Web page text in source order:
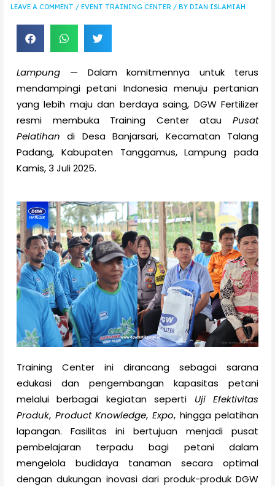
LEAVE A COMMENT / EVENT TRAINING CENTER / BY DIAN ISLAMIAH
Lampung — Dalam komitmennya untuk terus
mendampingi petani Indonesia menuju pertanian
yang lebih maju dan berdaya saing, DGW Fertilizer
resmi membuka Training Center atauPusat
Pelatihan di Desa Banjarsari, Kecamatan Talang
Padang, Kabupaten Tanggamus, Lampung pada
Kamis, 3 Juli 2025.
Training Center ini dirancang sebagai sarana
edukasi dan pengembangan kapasitas petani
melalui berbagai kegiatan seperti Uji Efektivitas
Produk, Product Knowledge, Expo, hingga pelatihan
lapangan. Fasilitas ini bertujuan menjadi pusat
pembelajaran terpadu bagi petani dalam
mengelola budidaya tanaman secara optimal
dengan dukungan inovasi dari produk-produk DGW